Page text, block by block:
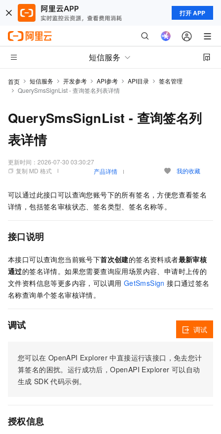
打开 APP
短信服务
首页 短信服务 开发参考 API参考 API目录
签名管理
QuerySmsSignList - 查询签名列表详情
QuerySmsSignList - 查询签名列
表详情
更新时间： 2026-07-30 03:30:27
复制 MD 格式
产品详情 我的收藏
可以通过此接口可以查询您账号下的所有签名，方便您查看签名
详情，包括签名审核状态、签名类型、签名名称等。
接口说明
本接口可以查询您当前账号下首次创建的签名资料或者最新审核
通过的签名详情。如果您需要查询应用场景内容、申请时上传的
文件资料信息等更多内容，可以调用 GetSmsSign 接口通过签名
名称查询单个签名审核详情。
调试
您可以在 OpenAPI Explorer 中直接运行该接口，免去您计
算签名的困扰。运行成功后，OpenAPI Explorer 可以自动
生成 SDK 代码示例。
调试
授权信息